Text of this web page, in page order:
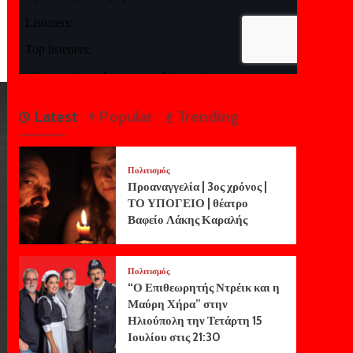
Latest Popular Trending
Πολιτισμός
Προαναγγελία | 3ος χρόνος |
ΤΟ ΥΠΟΓΕΙΟ | θέατρο
Βαφείο Λάκης Καραλής
Πολιτισμός
“Ο Επιθεωρητής Ντρέικ και η
Μαύρη Χήρα” στην
Ηλιούπολη την Τετάρτη 15
Ιουλίου στις 21:30